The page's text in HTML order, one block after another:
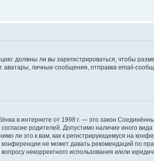
должны ли вы зарегистрироваться, чтобы
личные сообщения, отправка email-
в интернете от 1998 г. — это закон
родителей. Допустимо наличие иного
ли это к вам, как к регистрирующемуся на
не может давать рекомендаций по
некорректного использования и/или